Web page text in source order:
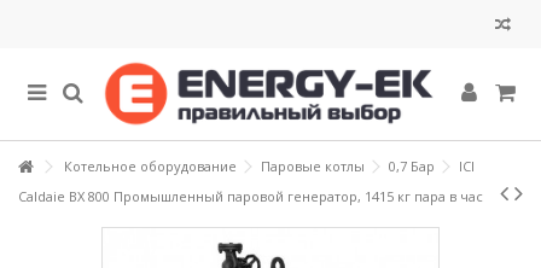
Котельное оборудование Паровые котлы 0,7 Бар
ICI
Caldaie BX 800 Промышленный паровой генератор, 1415 кг пара в час